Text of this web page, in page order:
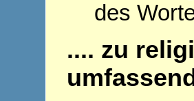
des
.... zu